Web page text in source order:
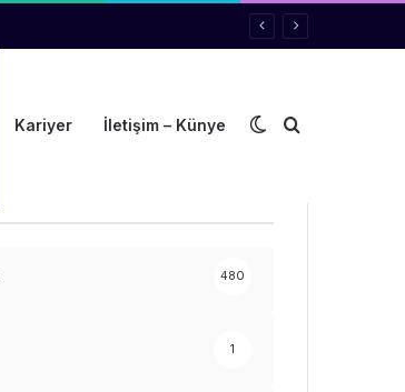
Kariyer İletişim – Künye Dış görünümü
Arama yap
480
1